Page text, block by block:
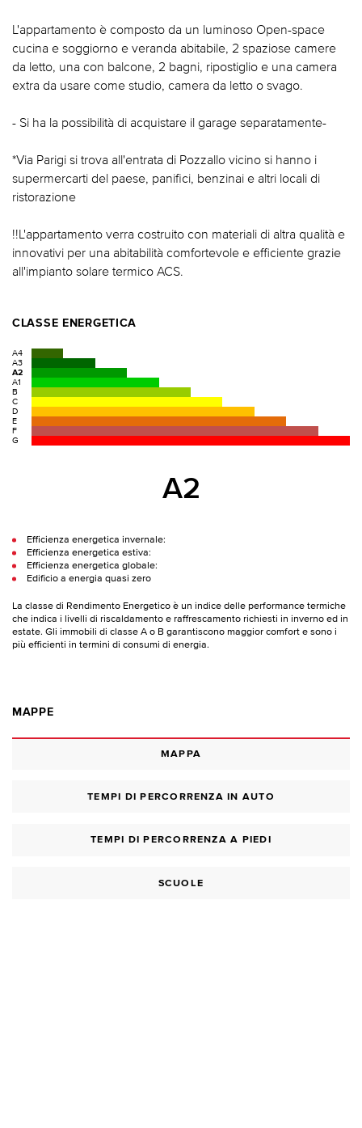
L'appartamento è composto da un luminoso Open-space
cucina e soggiorno e veranda abitabile, 2 spaziose camere
da letto, una con balcone, 2 bagni, ripostiglio e una camera
extra da usare come studio, camera da letto o svago.
- Si ha la possibilità di acquistare il garage separatamente-
*Via Parigi si trova all'entrata di Pozzallo vicino si hanno i
supermercarti del paese, panifici, benzinai e altri locali di
ristorazione
!!L'appartamento verra costruito con materiali di altra qualità e
innovativi per una abitabilità comfortevole e efficiente grazie
all'impianto solare termico ACS.
CLASSE ENERGETICA
A4
A3
A2
A1
B
C
D
E
F
G
A2
Efficienza energetica invernale:
Efficienza energetica estiva:
Efficienza energetica globale:
Edificio a energia quasi zero
La classe di Rendimento Energetico è un indice delle performance termiche
che indica i livelli di riscaldamento e raffrescamento richiesti in inverno ed in
estate. Gli immobili di classe A o B garantiscono maggior comfort e sono i
più efficienti in termini di consumi di energia.
MAPPE
MAPPA
TEMPI DI PERCORRENZA IN AUTO
TEMPI DI PERCORRENZA A PIEDI
SCUOLE